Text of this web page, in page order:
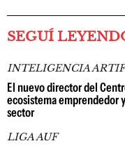
SEGUÍ
INTELIGENCIA
El nuevo director del
ecosistema emprendedor
sector
LIGA AUF